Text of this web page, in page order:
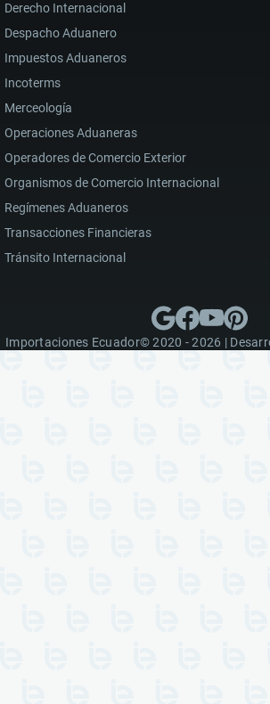
Derecho Internacional
Despacho Aduanero
Impuestos Aduaneros
Incoterms
Merceología
Operaciones Aduaneras
Operadores de Comercio Exterior
Organismos de Comercio Internacional
Regímenes Aduaneros
Transacciones Financieras
Tránsito Internacional
Importaciones Ecuador© 2020 - 2026 |